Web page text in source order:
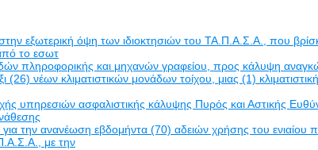
εξωτερική όψη των ιδιοκτησιών του ΤΑ.Π.Α.Σ.Α., που
το εσωτ
πληροφορικής και μηχανών γραφείου, προς κάλυψη
νέων κλιματιστικών μονάδων τοίχου, μιας (1)
υπηρεσιών ασφαλιστικής κάλυψης Πυρός και Αστικής
την ανανέωση εβδομήντα (70) αδειών χρήσης του
με την